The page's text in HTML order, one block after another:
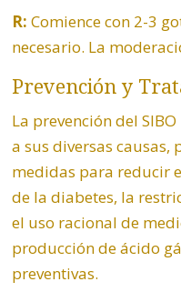
R: Comience con 2-3
necesario. La
Prevención y
La prevención del
a sus diversas causas,
medidas para reducir
de la diabetes, la
el uso racional de
producción de ácido
preventivas.